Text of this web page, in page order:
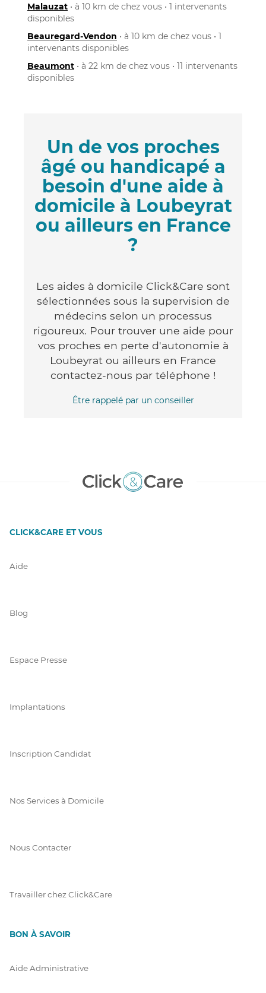
Malauzat • à 10 km de chez vous • 1 intervenants
disponibles
Beauregard-Vendon • à 10 km de chez vous • 1
intervenants disponibles
Beaumont • à 22 km de chez vous • 11 intervenants
disponibles
Un de vos proches
âgé ou handicapé a
besoin d'une aide à
domicile à Loubeyrat
ou ailleurs en France
?
Les aides à domicile Click&Care sont
sélectionnées sous la supervision de
médecins selon un processus
rigoureux. Pour trouver une aide pour
vos proches en perte d'autonomie à
Loubeyrat ou ailleurs en France
contactez-nous par téléphone !
Être rappelé par un conseiller
CLICK&CARE ET VOUS
Aide
Blog
Espace Presse
Implantations
Inscription Candidat
Nos Services à Domicile
Nous Contacter
Travailler chez Click&Care
BON À SAVOIR
Aide Administrative